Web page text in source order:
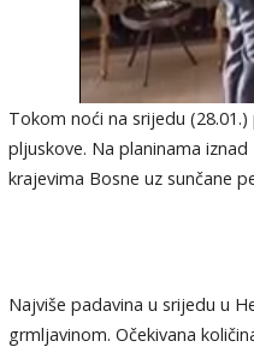
Tokom noći na srijedu
pljuskove. Na planinama
krajevima Bosne uz sunčane
Najviše padavina u srijedu u
grmljavinom. Očekivana